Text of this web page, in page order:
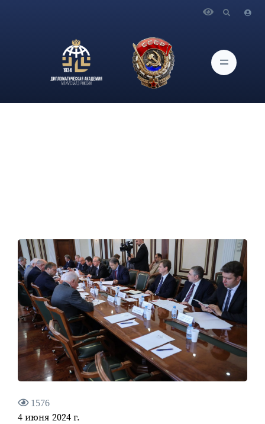
Федерального Собрания Российской Федерации главного
научного сотрудника ИАМП Антона Гришанова
1576
4 июня 2024 г.